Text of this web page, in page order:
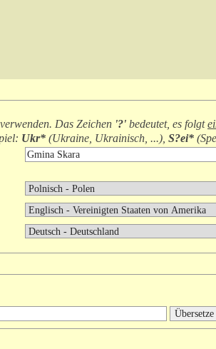
verwenden. Das Zeichen '?' bedeutet, es folgt
Ukr* (Ukraine, Ukrainisch, ...), S?ei* (